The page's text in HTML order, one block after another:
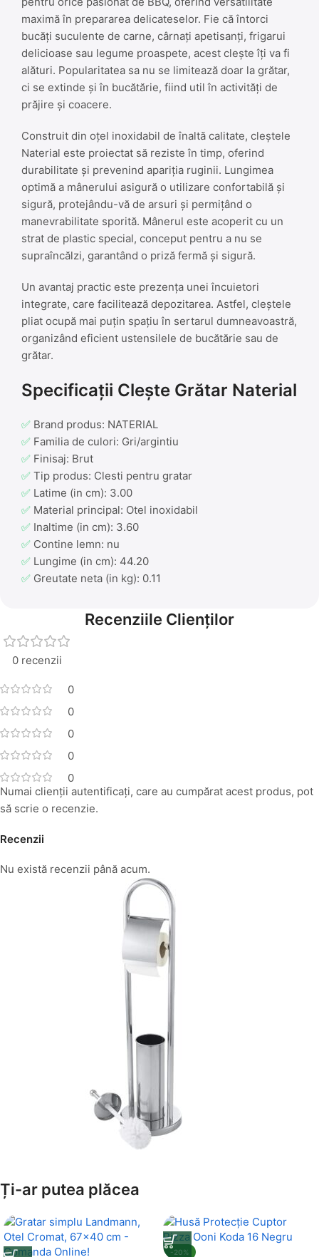
maximă în prepararea delicateselor. Fie că întorci
bucăți suculente de carne, cârnați apetisanți, frigarui
delicioase sau legume proaspete, acest clește îți va fi
alături. Popularitatea sa nu se limitează doar la grătar,
ci se extinde și în bucătărie, fiind util în activități de
prăjire și coacere.
Construit din oțel inoxidabil de înaltă calitate, cleștele
Naterial este proiectat să reziste în timp, oferind
durabilitate și prevenind apariția ruginii. Lungimea
optimă a mânerului asigură o utilizare confortabilă și
sigură, protejându-vă de arsuri și permițând o
manevrabilitate sporită. Mânerul este acoperit cu un
strat de plastic special, conceput pentru a nu se
supraîncălzi, garantând o priză fermă și sigură.
Un avantaj practic este prezența unei încuietori
integrate, care facilitează depozitarea. Astfel, cleștele
pliat ocupă mai puțin spațiu în sertarul dumneavoastră,
organizând eficient ustensilele de bucătărie sau de
grătar.
Specificații Clește Grătar Naterial
✅ Brand produs: NATERIAL
✅ Familia de culori: Gri/argintiu
✅ Finisaj: Brut
✅ Tip produs: Clesti pentru gratar
✅ Latime (in cm): 3.00
✅ Material principal: Otel inoxidabil
✅ Inaltime (in cm): 3.60
✅ Contine lemn: nu
✅ Lungime (in cm): 44.20
✅ Greutate neta (in kg): 0.11
Recenziile Clienților
0 recenzii
0
0
0
0
0
Recenzii
Nu există recenzii până acum.
Numai clienții autentificați, care au cumpărat acest produs, pot
să scrie o recenzie.
Suporți Hârtie Igenică
Vezi Oferta
Ți-ar putea plăcea
-20%